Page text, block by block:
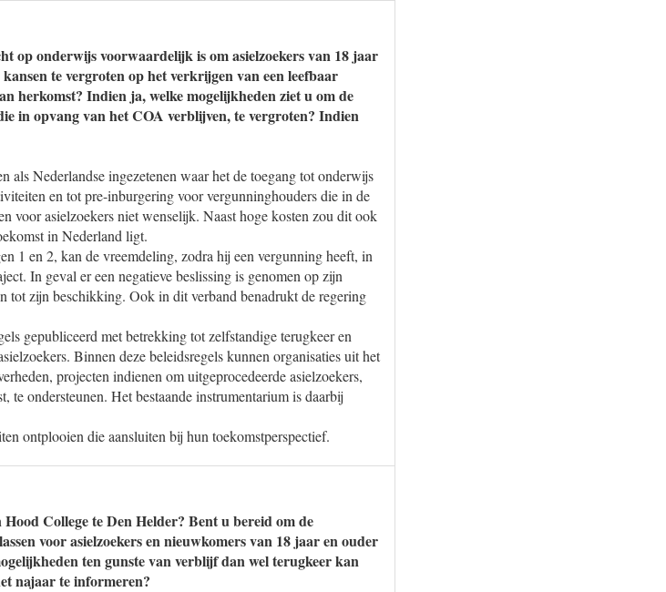
op onderwijs voorwaardelijk is om asielzoekers van 18 jaar
te vergroten op het verkrijgen van een leefbaar
herkomst? Indien ja, welke mogelijkheden ziet u om de
in opvang van het COA verblijven, te vergroten? Indien
als Nederlandse ingezetenen waar het de toegang tot onderwijs
en tot pre-inburgering voor vergunninghouders die in de
voor asielzoekers niet wenselijk. Naast hoge kosten zou dit ook
in Nederland ligt.
1 en 2, kan de vreemdeling, zodra hij een vergunning heeft, in
In geval er een negatieve beslissing is genomen op zijn
tot zijn beschikking. Ook in dit verband benadrukt de regering
gepubliceerd met betrekking tot zelfstandige terugkeer en
Binnen deze beleidsregels kunnen organisaties uit het
projecten indienen om uitgeprocedeerde asielzoekers,
ondersteunen. Het bestaande instrumentarium is daarbij
ontplooien die aansluiten bij hun toekomstperspectief.
College te Den Helder? Bent u bereid om de
voor asielzoekers en nieuwkomers van 18 jaar en ouder
ten gunste van verblijf dan wel terugkeer kan
najaar te informeren?